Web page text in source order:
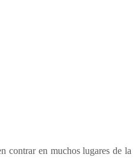
contrar en muchos lugares de la